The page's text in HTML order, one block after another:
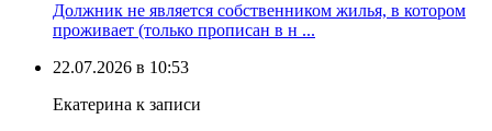
Должник не является собственником жилья, в котором
проживает (только прописан в н ...
22.07.2026 в 10:53
Екатерина к записи